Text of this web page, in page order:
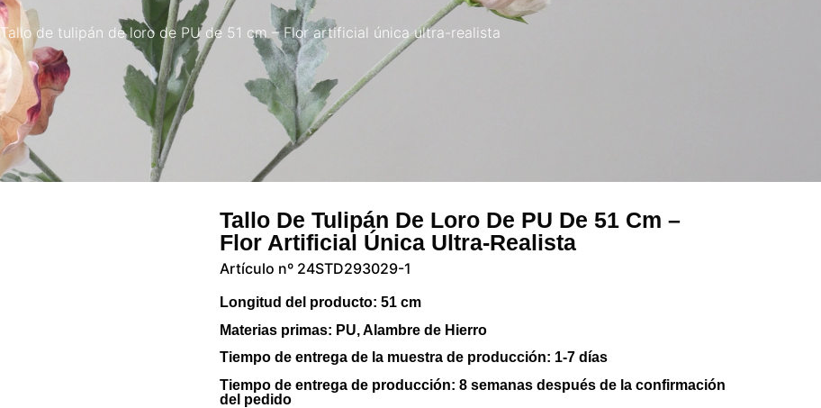
Tallo de tulipán de loro de PU de 51 cm – Flor artificial única ultra-realista
Tallo De Tulipán De Loro De PU De 51 Cm –
Flor Artificial Única Ultra-Realista
Artículo nº 24STD293029-1
Longitud del producto:51 cm
Materias primas: PU, Alambre de Hierro
Tiempo de entrega de la muestra de producción: 1-7 días
Tiempo de entrega de producción: 8 semanas después de la confirmación
del pedido